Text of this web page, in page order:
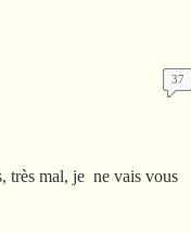
37
très mal, je ne vais vous